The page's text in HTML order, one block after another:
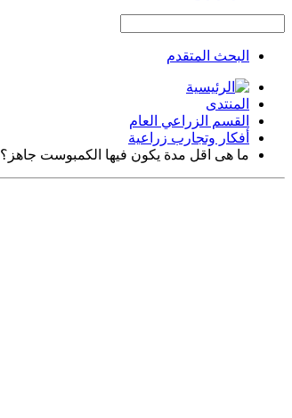
البحث المتقدم
المنتدى
القسم الزراعي العام
أفكار وتجارب زراعية
ما هى اقل مدة يكون فيها الكمبوست جاهز؟